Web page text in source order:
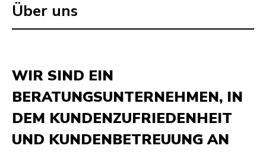
Über uns
WIR SIND EIN
BERATUNGSUNTERNEHMEN, IN
DEM KUNDENZUFRIEDENHEIT
UND KUNDENBETREUUNG AN